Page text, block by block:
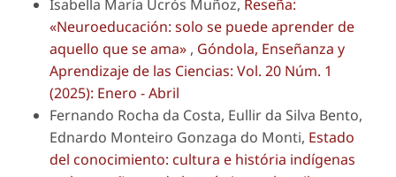
Isabella María Ucrós Muñoz, Reseña:
«Neuroeducación: solo se puede aprender de
aquello que se ama» , Góndola, Enseñanza y
Aprendizaje de las Ciencias: Vol. 20 Núm. 1
(2025): Enero - Abril
Fernando Rocha da Costa, Eullir da Silva Bento,
Ednardo Monteiro Gonzaga do Monti, Estado
del conocimiento: cultura e história indígenas